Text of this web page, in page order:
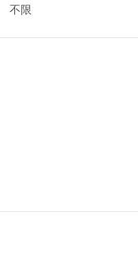
不限